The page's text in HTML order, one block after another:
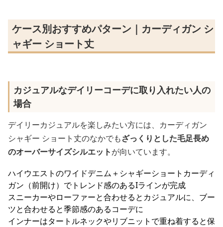
ケース別おすすめパターン｜カーディガン シ
ャギー ショート丈
カジュアルなデイリーコーデに取り入れたい人の
場合
デイリーカジュアルを楽しみたい方には、カーディガン
シャギー ショート丈のなかでもざっくりとした毛足長め
のオーバーサイズシルエットが向いています。
ハイウエストのワイドデニム＋シャギーショートカーディ
ガン（前開け）でトレンド感のあるIラインが完成
スニーカーやローファーと合わせるとカジュアルに、ブー
ツと合わせると季節感のあるコーデに
インナーはタートルネックやリブニットで重ね着すると保